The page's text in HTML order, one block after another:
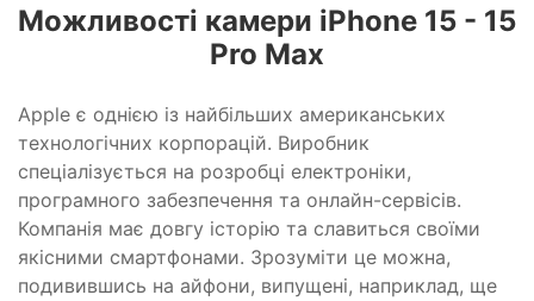
Можливості камери iPhone 15 - 15
Pro Max
Apple є однією із найбільших американських
технологічних корпорацій. Виробник
спеціалізується на розробці електроніки,
програмного забезпечення та онлайн-сервісів.
Компанія має довгу історію та славиться своїми
якісними смартфонами. Зрозуміти це можна,
подивившись на айфони, випущені, наприклад, ще